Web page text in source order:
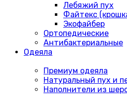
Лебяжий пух
Файтекс
Экофайбер
Ортопедические
Антибактериальные
Одеяла
Премиум одеяла
Натуральный пух и
Наполнители из